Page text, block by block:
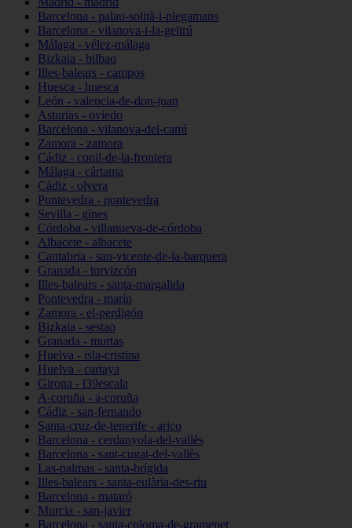
Barcelona - palau-solità-i-plegamans
Barcelona - vilanova-i-la-geltrú
Málaga - vélez-málaga
Bizkaia - bilbao
Illes-balears - campos
Huesca - huesca
León - valencia-de-don-juan
Asturias - oviedo
Barcelona - vilanova-del-camí
Zamora - zamora
Cádiz - conil-de-la-frontera
Málaga - cártama
Cádiz - olvera
Pontevedra - pontevedra
Sevilla - gines
Córdoba - villanueva-de-córdoba
Albacete - albacete
Cantabria - san-vicente-de-la-barquera
Granada - torvizcón
Illes-balears - santa-margalida
Pontevedra - marín
Zamora - el-perdigón
Bizkaia - sestao
Granada - murtas
Huelva - isla-cristina
Huelva - cartaya
Girona - l39escala
A-coruña - a-coruña
Cádiz - san-fernando
Santa-cruz-de-tenerife - arico
Barcelona - cerdanyola-del-vallès
Barcelona - sant-cugat-del-vallès
Las-palmas - santa-brígida
Illes-balears - santa-eulària-des-riu
Barcelona - mataró
Murcia - san-javier
Barcelona - santa-coloma-de-gramenet